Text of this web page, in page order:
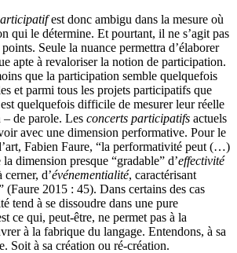
est donc ambigu dans la mesure où
qui le détermine. Et pourtant, il ne s’agit pas
Seule la nuance permettra d’élaborer
apte à revaloriser la notion de participation.
que la participation semble quelquefois
et parmi tous les projets participatifs que
quelquefois difficile de mesurer leur réelle
de parole. Les concerts participatifs actuels
avec une dimension performative. Pour le
Fabien Faure, “la performativité peut (…)
dimension presque “gradable” d’effectivité
d’événementialité, caractérisant
(Faure 2015 : 45). Dans certains des cas
tend à se dissoudre dans une pure
ce qui, peut-être, ne permet pas à la
à la fabrique du langage. Entendons, à sa
Soit à sa création ou ré-création.